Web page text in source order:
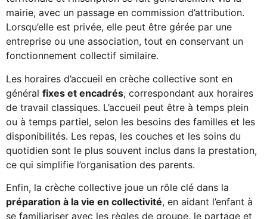
mairie, avec un passage en commission d’attribution.
Lorsqu’elle est privée, elle peut être gérée par une
entreprise ou une association, tout en conservant un
fonctionnement collectif similaire.
Les horaires d’accueil en crèche collective sont en
général fixes et encadrés, correspondant aux horaires
de travail classiques. L’accueil peut être à temps plein
ou à temps partiel, selon les besoins des familles et les
disponibilités. Les repas, les couches et les soins du
quotidien sont le plus souvent inclus dans la prestation,
ce qui simplifie l’organisation des parents.
Enfin, la crèche collective joue un rôle clé dans la
préparation à la vie en collectivité, en aidant l’enfant à
se familiariser avec les règles de groupe, le partage et